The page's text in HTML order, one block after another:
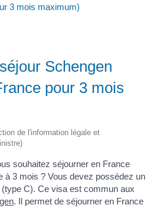
3 mois maximum)
Schengen
pour 3 mois
de l'information légale et
souhaitez séjourner en France
à 3 mois ? Vous devez possédez un
(type C). Ce visa est commun aux
. Il permet de séjourner en France